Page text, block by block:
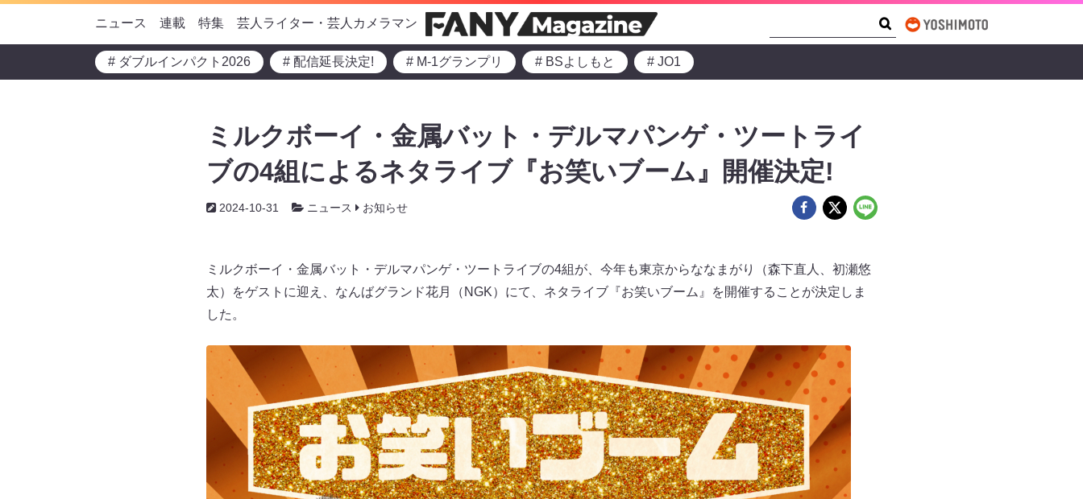
ニュース 連載 特集 芸人ライター・芸人カメラマン
# ダブルインパクト2026 # 配信延長決定! # M-1グランプリ # BSよしもと # JO1
ミルクボーイ・金属バット・デルマパンゲ・ツートライ
ブの4組によるネタライブ『お笑いブーム』開催決定!
2024-10-31 ニュース お知らせ
ミルクボーイ・金属バット・デルマパンゲ・ツートライブの4組が、今年も東京からななまがり（森下直人、初瀬悠
太）をゲストに迎え、なんばグランド花月（NGK）にて、ネタライブ『お笑いブーム』を開催することが決定しま
した。